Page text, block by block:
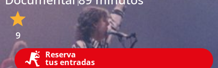
9
Reserva
tus entradas